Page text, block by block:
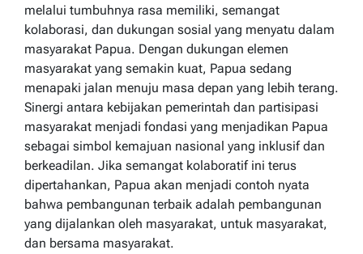
melalui tumbuhnya rasa memiliki, semangat
kolaborasi, dan dukungan sosial yang menyatu dalam
masyarakat Papua. Dengan dukungan elemen
masyarakat yang semakin kuat, Papua sedang
menapaki jalan menuju masa depan yang lebih terang.
Sinergi antara kebijakan pemerintah dan partisipasi
masyarakat menjadi fondasi yang menjadikan Papua
sebagai simbol kemajuan nasional yang inklusif dan
berkeadilan. Jika semangat kolaboratif ini terus
dipertahankan, Papua akan menjadi contoh nyata
bahwa pembangunan terbaik adalah pembangunan
yang dijalankan oleh masyarakat, untuk masyarakat,
dan bersama masyarakat.